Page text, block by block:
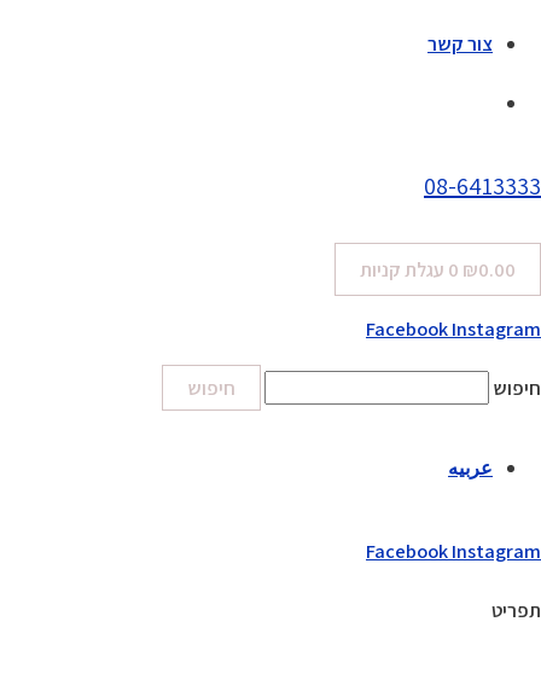
צור קשר
08-6413333
₪0.00
0 עגלת קניות
FacebookInstagram
חיפוש חיפוש
عربيه
FacebookInstagram
תפריט